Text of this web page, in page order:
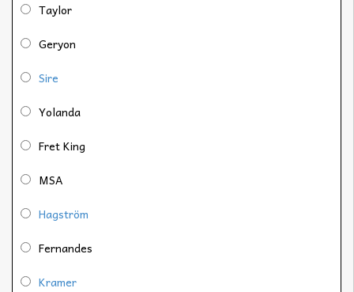
Taylor
Geryon
Sire
Yolanda
Fret King
MSA
Hagström
Fernandes
Kramer